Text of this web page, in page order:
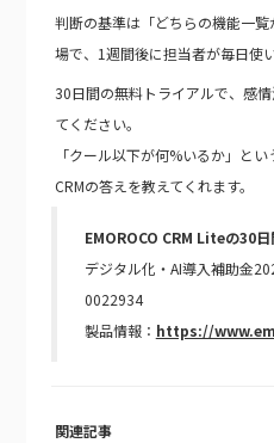
判断の基準は「どちらの機能一
場で、1週間後に担当者が毎日使
30日間の無料トライアルで、感
てください。
「クール以下が何%いるか」と
CRMの答えを教えてくれます。
EMOROCO CRM Liteの30
デジタル化・AI導入補助金
0022934
製品情報： https://
関連記事